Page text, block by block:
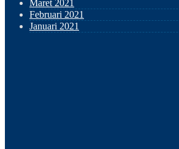
Maret 2021
Februari 2021
Januari 2021